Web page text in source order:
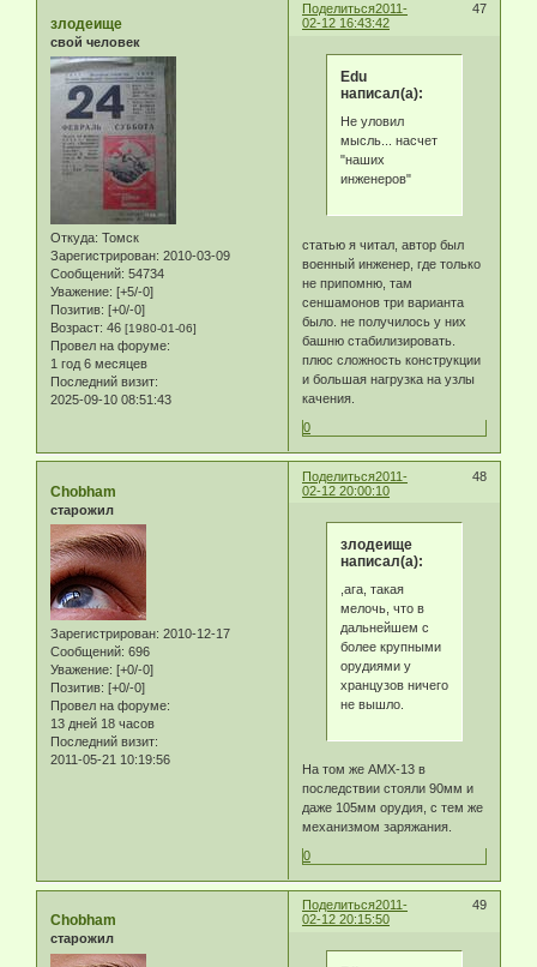
Поделиться 47
2011-
02-12 16:43:42
злодеище
свой человек
Откуда: Томск
Зарегистрирован: 2010-03-09
Сообщений: 54734
Уважение: [+5/-0]
Позитив: [+0/-0]
Возраст: 46 [1980-01-06]
Провел на форуме:
1 год 6 месяцев
Последний визит:
2025-09-10 08:51:43
Edu
написал(а):
Не уловил
мысль... насчет
"наших
инженеров"
статью я читал, автор был
военный инженер, где только
не припомню, там
сеншамонов три варианта
было. не получилось у них
башню стабилизировать.
плюс сложность конструкции
и большая нагрузка на узлы
качения.
0
Поделиться 48
2011-
02-12 20:00:10
Chobham
старожил
Зарегистрирован: 2010-12-17
Сообщений: 696
Уважение: [+0/-0]
Позитив: [+0/-0]
Провел на форуме:
13 дней 18 часов
Последний визит:
2011-05-21 10:19:56
злодеище
написал(а):
,ага, такая
мелочь, что в
дальнейшем с
более крупными
орудиями у
хранцузов ничего
не вышло.
На том же АМХ-13 в
последствии стояли 90мм и
даже 105мм орудия, с тем же
механизмом заряжания.
0
Поделиться 49
2011-
02-12 20:15:50
Chobham
старожил